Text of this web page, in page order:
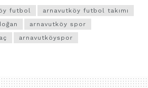
futbol
arnavutköy futbol takımı
arnavutköy spor
arnavutköyspor